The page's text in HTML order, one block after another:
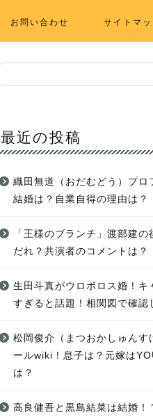
お問い合わせ サイトマ
最近の投稿
織田無道（おだむどう）プロ
結婚は？自業自得の理由は？
「王様のブランチ」渡部建の
だれ？共演者のコメントは？
生田斗真がウロボロス婚！キ
すぎると話題！相関図で確認
松岡俊介（まつおかしゅんす
ールwiki！息子は？元嫁は
は？
高良健吾と黒島結菜は結婚！